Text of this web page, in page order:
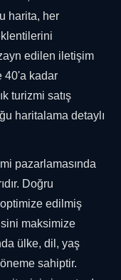
harita, her
edilen iletişim
40'a kadar
turizmi satış
haritalama detaylı
pazarlamasında
Doğru
edilmiş
maksimize
ülke, dil, yaş
sahiptir.